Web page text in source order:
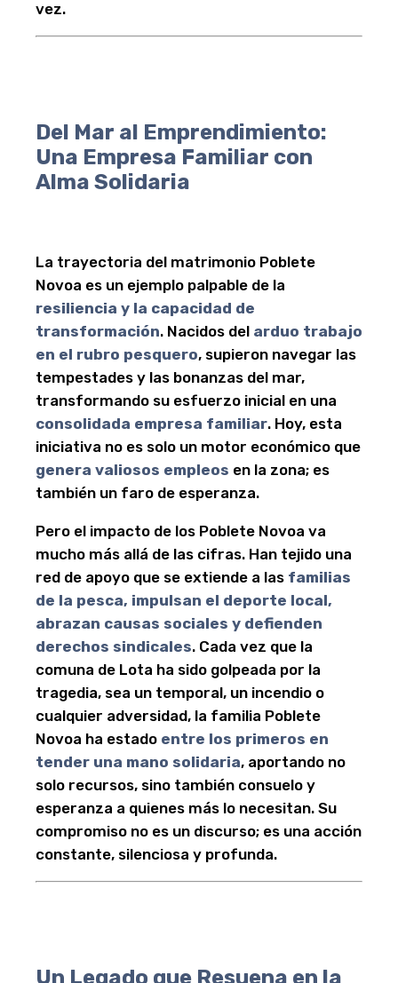
vez.
Del Mar al Emprendimiento:
Una Empresa Familiar con
Alma Solidaria
La trayectoria del matrimonio Poblete
Novoa es un ejemplo palpable de la
resiliencia y la capacidad de
transformación. Nacidos del arduo trabajo
en el rubro pesquero, supieron navegar las
tempestades y las bonanzas del mar,
transformando su esfuerzo inicial en una
consolidada empresa familiar. Hoy, esta
iniciativa no es solo un motor económico que
genera valiosos empleos en la zona; es
también un faro de esperanza.
Pero el impacto de los Poblete Novoa va
mucho más allá de las cifras. Han tejido una
red de apoyo que se extiende a las familias
de la pesca, impulsan el deporte local,
abrazan causas sociales y defienden
derechos sindicales. Cada vez que la
comuna de Lota ha sido golpeada por la
tragedia, sea un temporal, un incendio o
cualquier adversidad, la familia Poblete
Novoa ha estado entre los primeros en
tender una mano solidaria, aportando no
solo recursos, sino también consuelo y
esperanza a quienes más lo necesitan. Su
compromiso no es un discurso; es una acción
constante, silenciosa y profunda.
Un Legado que Resuena en la